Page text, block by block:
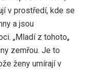
v prostředí, kde se
a jsou
„Mladí z tohoto„
zemřou. Je to
ženy umírají v